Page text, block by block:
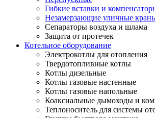
Гибкие вставки и
Незамерзающие уличные
Сепараторы воздуха и шлама
Защита от протечек
Котельное оборудование
Электрокотлы для отопления
Твердотопливные котлы
Котлы дизельные
Котлы газовые настенные
Котлы газовые напольные
Коаксиальные дымоходы и
Теплоноситель для системы